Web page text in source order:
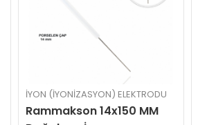
İYON (İYONIZASYON) ELEKTRODU
Rammakson 8x65 MM